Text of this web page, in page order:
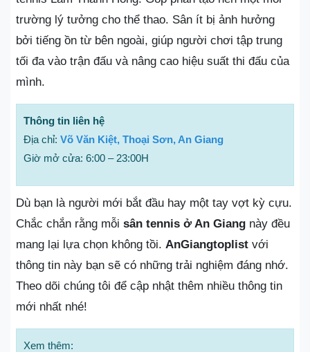
trường lý tưởng cho thể thao. Sân ít bị ảnh hưởng
bởi tiếng ồn từ bên ngoài, giúp người chơi tập trung
tối đa vào trận đấu và nâng cao hiệu suất thi đấu của
mình.
Thông tin liên hệ
Địa chỉ: Võ Văn Kiệt, Thoại Sơn, An Giang
Giờ mở cửa: 6:00 – 23:00H
Dù bạn là người mới bắt đầu hay một tay vợt kỳ cựu.
Chắc chắn rằng mỗi sân tennis ở An Giang này đều
mang lại lựa chọn không tồi. AnGiangtoplist với
thông tin này bạn sẽ có những trải nghiệm đáng nhớ.
Theo dõi chúng tôi để cập nhật thêm nhiều thông tin
mới nhất nhé!
Xem thêm: